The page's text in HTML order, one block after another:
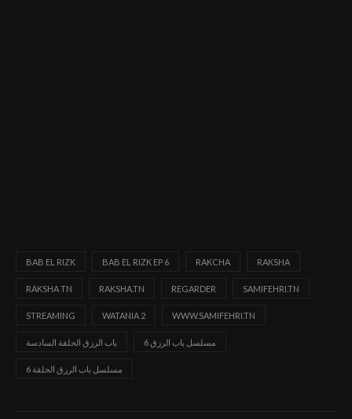
BAB EL RIZK BAB EL RIZK EP 6 RAKCHA RAKSHA
RAKSHA TN RAKSHA.TN REGARDER SAMIFEHRI.TN
STREAMING WATANIA 2 WWW.SAMIFEHRI.TN
باب الرزق الحلقة السادسة مسلسل باب الرزق 6
مسلسل باب الرزق الحلقة 6